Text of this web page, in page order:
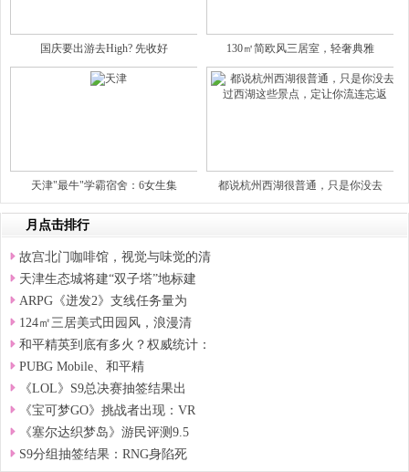
国庆要出游去High? 先收好 130㎡简欧风三居室，轻奢典雅
天津"最牛"学霸宿舍：6女生集 都说杭州西湖很普通，只是你没去
月点击排行
故宫北门咖啡馆，视觉与味觉的清
天津生态城将建“双子塔”地标建
ARPG《迸发2》支线任务量为
124㎡三居美式田园风，浪漫清
和平精英到底有多火？权威统计：
PUBG Mobile、和平精
《LOL》S9总决赛抽签结果出
《宝可梦GO》挑战者出现：VR
《塞尔达织梦岛》游民评测9.5
S9分组抽签结果：RNG身陷死